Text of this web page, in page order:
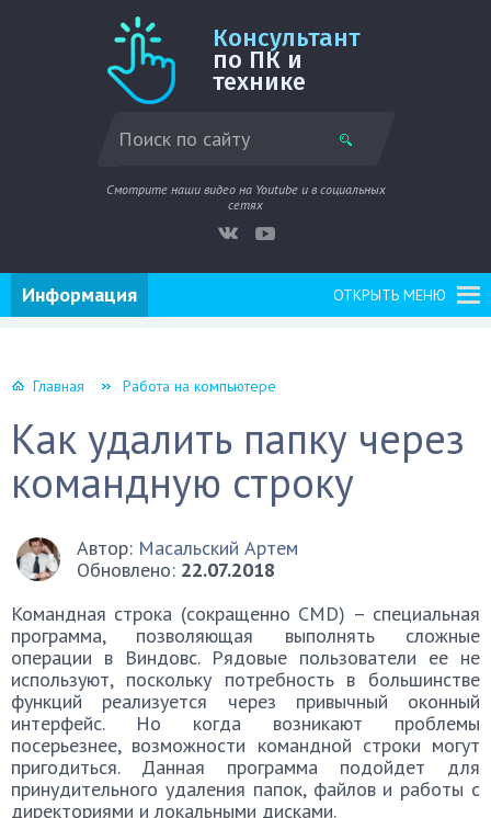
Консультант
по ПК и
технике
Смотрите наши видео на Youtube и в социальных
сетях
ОТКРЫТЬ МЕНЮ
Информация
Главная Работа на компьютере
Как удалить папку через
командную строку
Автор: Масальский Артем
Обновлено: 22.07.2018
Командная строка (сокращенно CMD) – специальная
программа, позволяющая выполнять сложные
операции в Виндовс. Рядовые пользователи ее не
используют, поскольку потребность в большинстве
функций реализуется через привычный оконный
интерфейс. Но когда возникают проблемы
посерьезнее, возможности командной строки могут
пригодиться. Данная программа подойдет для
принудительного удаления папок, файлов и работы с
директориями и локальными дисками.